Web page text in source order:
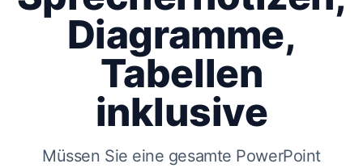
Diagramme,
Tabellen
inklusive
Müssen Sie eine gesamte PowerPoint